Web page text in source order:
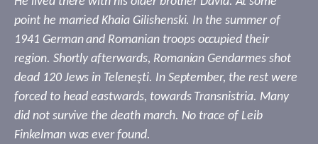
point he married Khaia Gilishenski. In the summer of
1941 German and Romanian troops occupied their
region. Shortly afterwards, Romanian Gendarmes shot
dead 120 Jews in Teleneşti. In September, the rest were
forced to head eastwards, towards Transnistria. Many
did not survive the death march. No trace of Leib
Finkelman was ever found.